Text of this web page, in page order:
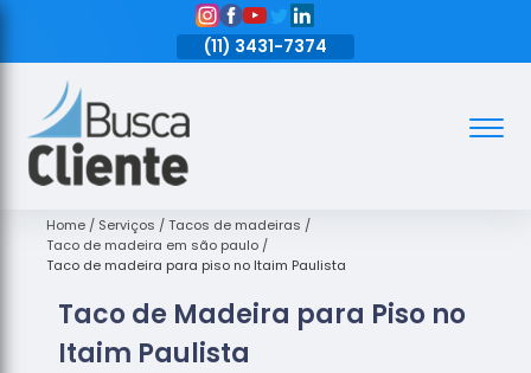
(11) 3431-7374
Assoalhos
de Madeira
Decks de
Empresas
de
Home Serviços
Tacos de madeiras
Taco de madeira em são paulo
Taco de madeira para piso no Itaim Paulista
Taco de Madeira para Piso no
Itaim Paulista